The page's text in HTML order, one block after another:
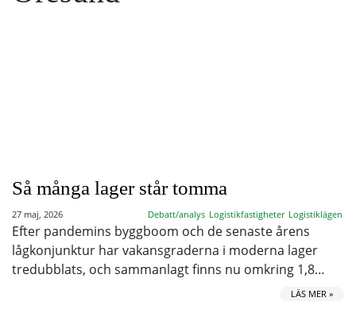
Så många lager står tomma
27 maj, 2026 Debatt/analys Logistikfastigheter Logistiklägen
Efter pandemins byggboom och de senaste årens
lågkonjunktur har vakansgraderna i moderna lager
tredubblats, och sammanlagt finns nu omkring 1,8…
LÄS MER »